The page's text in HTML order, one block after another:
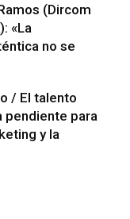
(Dircom
«La
no se
/ El talento
pendiente para
y la